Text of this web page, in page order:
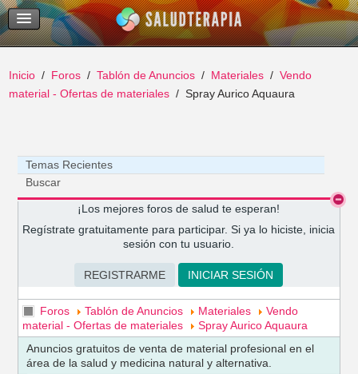
Temas Recientes
Buscar
Inicio Foros Tablón de Anuncios Materiales
Vendo
material - Ofertas de materiales
Spray Aurico Aquaura
Temas Recientes
Buscar
¡Los mejores foros de salud te esperan!
Regístrate gratuitamente para participar. Si ya lo hiciste, inicia
sesión con tu usuario.
REGISTRARME INICIAR SESIÓN
Foros Tablón de Anuncios Materiales
Vendo
material - Ofertas de materiales
Spray Aurico Aquaura
Anuncios gratuitos de venta de material profesional en el
área de la salud y medicina natural y alternativa.